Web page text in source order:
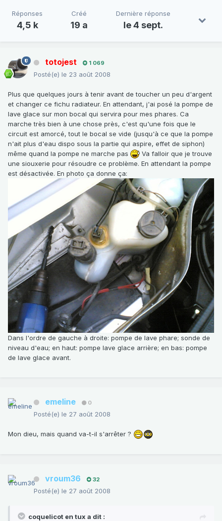
Réponses
4,5 k
Créé
19 a
Dernière réponse
le 4 sept.
totojest 1 069
Posté(e) le 23 août 2008
Plus que quelques jours à tenir avant de toucher un peu d'argent
et changer ce fichu radiateur. En attendant, j'ai posé la pompe de
lave glace sur mon bocal qui servira pour mes phares. Ca
marche très bien à une chose près, c'est qu'une fois que le
circuit est amorcé, tout le bocal se vide (jusqu'à ce que la pompe
n'ait plus d'eau dispo sous la partie qui aspire, effet de siphon)
même quand la pompe ne marche pas
Va falloir que je trouve
une siouxerie pour résoudre ce problème. En attendant la pompe
est désactivée. En photo ça donne ça:
Dans l'ordre de gauche à droite: pompe de lave phare; sonde de
niveau d'eau; en haut: pompe lave glace arrière; en bas: pompe
de lave glace avant.
emeline 0
Posté(e) le 27 août 2008
Mon dieu, mais quand va-t-il s'arrêter ?
vroum36 32
Posté(e) le 27 août 2008
coquelicot en tux a dit :